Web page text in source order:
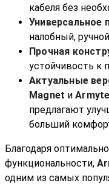
кабеля без
Универсальное
налобный,
Прочная
устойчивость к
Актуальные
Magnet и
предлагают
больший
Благодаря
функциональности,
одним из самых